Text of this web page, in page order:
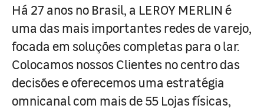
Há 27 anos no Brasil, a LEROY MERLIN é
uma das mais importantes redes de varejo,
focada em soluções completas para o lar.
Colocamos nossos Clientes no centro das
decisões e oferecemos uma estratégia
omnicanal com mais de 55 Lojas físicas,